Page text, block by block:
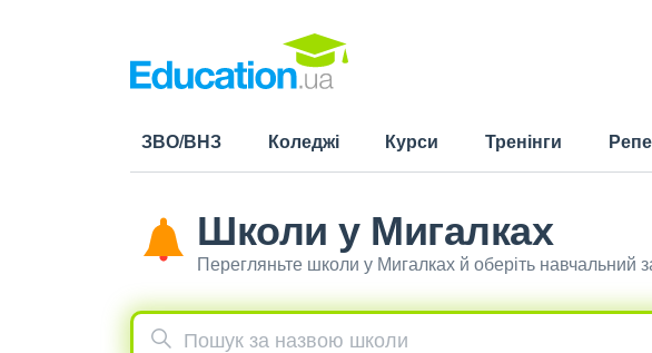
ЗВО/ВНЗ Коледжі Курси Тренінги
Школи у Мигалках
Перегляньте школи у Мигалках й оберіть